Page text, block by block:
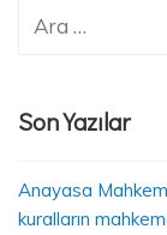
Son Yazılar
Anayasa
kuralların